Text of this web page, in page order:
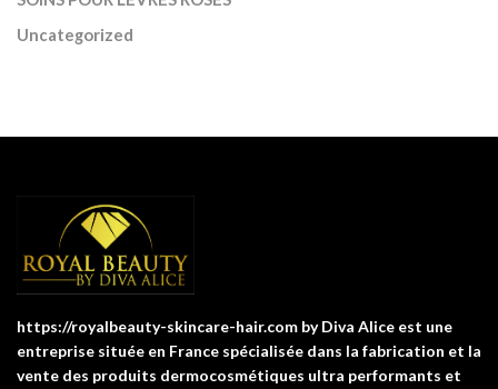
Uncategorized
https://royalbeauty-skincare-hair.com by Diva Alice est une
entreprise située en France spécialisée dans la fabrication et la
vente des produits dermocosmétiques ultra performants et